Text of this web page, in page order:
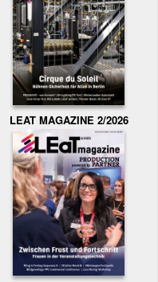
LEAT MAGAZINE 2/2026